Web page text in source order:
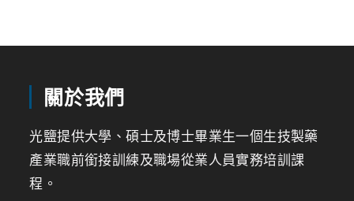
關於我們
光鹽提供大學、碩士及博士畢業生一個生技製藥
產業職前銜接訓練及職場從業人員實務培訓課
程。